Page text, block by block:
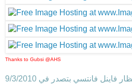
Thanks to Gubsi @AHS
فاينل فانتسي بتصدر في 9/3/2010